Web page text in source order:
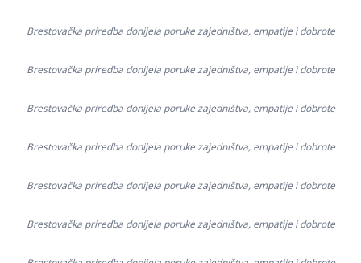
Brestovačka priredba donijela poruke zajedništva, empatije i dobrote
Brestovačka priredba donijela poruke zajedništva, empatije i dobrote
Brestovačka priredba donijela poruke zajedništva, empatije i dobrote
Brestovačka priredba donijela poruke zajedništva, empatije i dobrote
Brestovačka priredba donijela poruke zajedništva, empatije i dobrote
Brestovačka priredba donijela poruke zajedništva, empatije i dobrote